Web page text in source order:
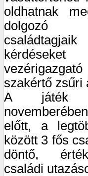
oldhatnak
szakértő zsűri
A játék
előtt, a
között 3 fős
döntő,
családi